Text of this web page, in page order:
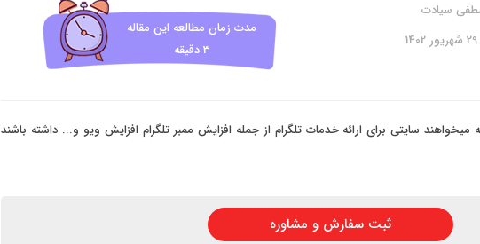
خرید سایت فروش فایل
خرید سایت با امکانات دیوار
خرید سایت همایش
سیادت
مدت زمان مطالعه این مقاله
3 دقیقه
سایتی برای ارائه خدمات تلگرام از جمله افزایش ممبر تلگرام افزایش ویو و... داشته باشند
ثبت سفارش و مشاوره